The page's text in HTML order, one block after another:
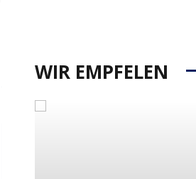
WIR EMPFELEN